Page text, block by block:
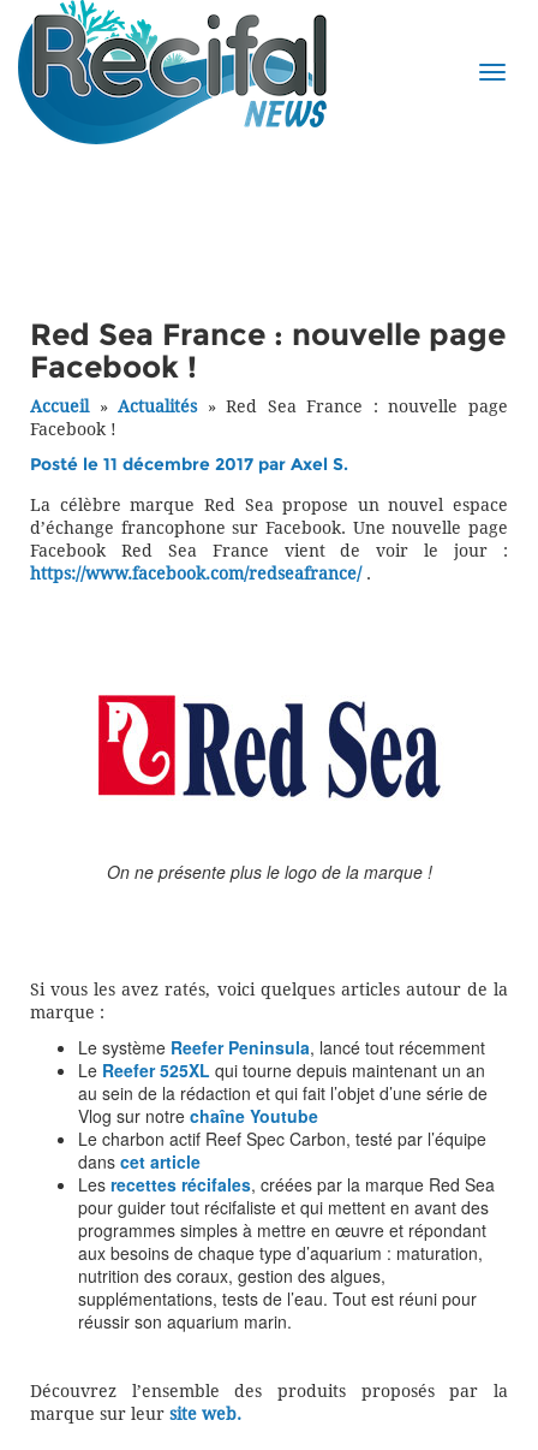
Red Sea France : nouvelle page
Facebook !
Accueil»Actualités»Red Sea France : nouvelle page
Facebook !
Posté le 11 décembre 2017 par Axel S.
La célèbre marque Red Sea propose un nouvel espace
d’échange francophone sur Facebook. Une nouvelle page
Facebook Red Sea France vient de voir le jour :
https://www.facebook.com/redseafrance/.
On ne présente plus le logo de la marque !
Si vous les avez ratés, voici quelques articles autour de la
marque :
Le système Reefer Peninsula, lancé tout récemment
Le Reefer 525XL qui tourne depuis maintenant un an
au sein de la rédaction et qui fait l’objet d’une série de
Vlog sur notre chaîne Youtube
Le charbon actif Reef Spec Carbon, testé par l’équipe
dans cet article
Les recettes récifales, créées par la marque Red Sea
pour guider tout récifaliste et qui mettent en avant des
programmes simples à mettre en œuvre et répondant
aux besoins de chaque type d’aquarium : maturation,
nutrition des coraux, gestion des algues,
supplémentations, tests de l’eau. Tout est réuni pour
réussir son aquarium marin.
Découvrez l’ensemble des produits proposés par la
marque sur leur site web.